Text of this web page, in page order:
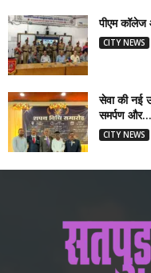
पीएम कॉलेज
CITY NEWS
सेवा की नई
समर्पण और...
CITY NEWS